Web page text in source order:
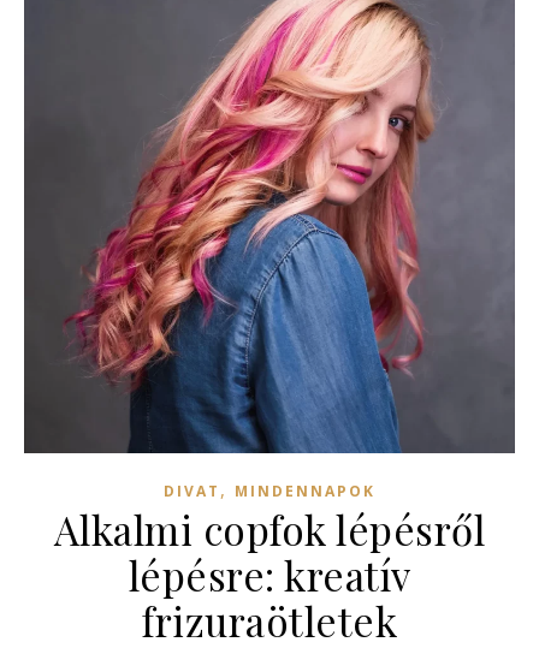
DIVAT , MINDENNAPOK
Alkalmi copfok lépésről
lépésre: kreatív
frizuraötletek